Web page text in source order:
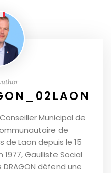
Municipal de
de
de Laon depuis le 15
1977, Gaulliste Social
défend une